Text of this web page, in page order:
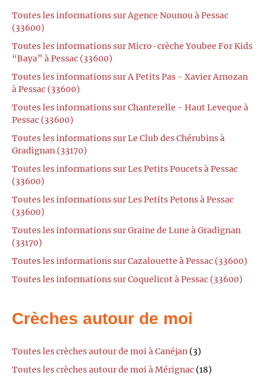
Toutes les informations sur Agence Nounou à Pessac
(33600)
Toutes les informations sur Micro-crèche Youbee For Kids
“Baya” à Pessac (33600)
Toutes les informations sur A Petits Pas - Xavier Arnozan
à Pessac (33600)
Toutes les informations sur Chanterelle - Haut Leveque à
Pessac (33600)
Toutes les informations sur Le Club des Chérubins à
Gradignan (33170)
Toutes les informations sur Les Petits Poucets à Pessac
(33600)
Toutes les informations sur Les Petits Petons à Pessac
(33600)
Toutes les informations sur Graine de Lune à Gradignan
(33170)
Toutes les informations sur Cazalouette à Pessac (33600)
Toutes les informations sur Coquelicot à Pessac (33600)
Crèches autour de moi
Toutes les crèches autour de moi à Canéjan (3)
Toutes les crèches autour de moi à Mérignac (18)